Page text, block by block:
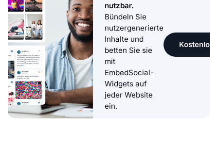
nutzbar.
Bündeln Sie
nutzergenerierte
Inhalte und
betten Sie sie
mit
EmbedSocial-
Widgets auf
jeder Website
ein.